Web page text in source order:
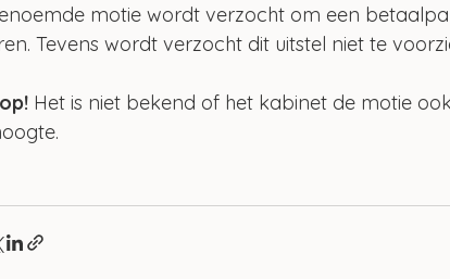
motie wordt verzocht om een
Tevens wordt verzocht dit uitstel niet te
Het is niet bekend of het kabinet de motie